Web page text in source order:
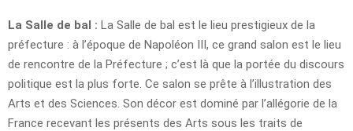
La Salle de bal : La Salle de bal est le lieu prestigieux de la
préfecture : à l’époque de Napoléon III, ce grand salon est le lieu
de rencontre de la Préfecture ; c’est là que la portée du discours
politique est la plus forte. Ce salon se prête à l’illustration des
Arts et des Sciences. Son décor est dominé par l’allégorie de la
France recevant les présents des Arts sous les traits de